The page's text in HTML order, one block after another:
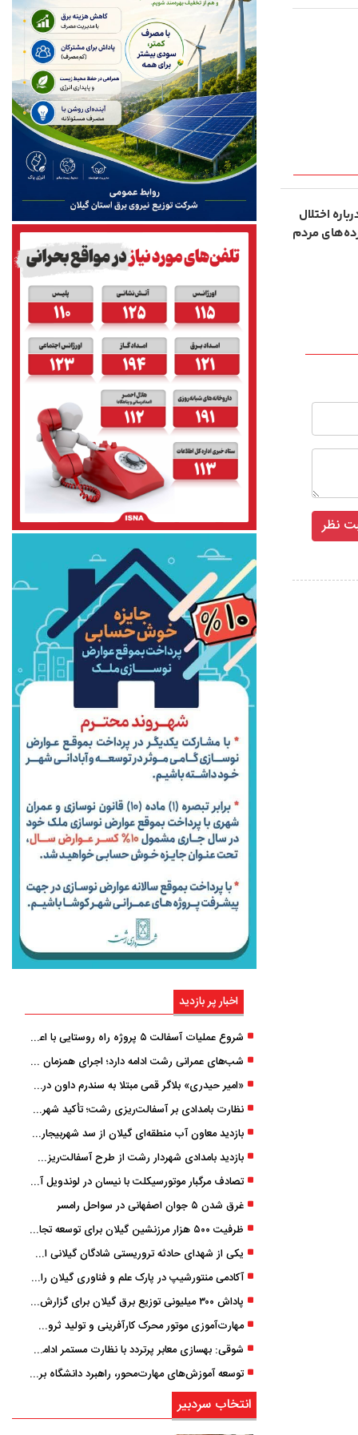
اختلال
مردم
اخبار پر بازدید
شروع عملیات آسفالت ۵ پروژه راه ‌روستایی با اعتبار ۳۷۰ میلیاردی در گیلان
شب‌های عمرانی رشت ادامه دارد؛ اجرای همزمان آسفالت‌ریزی در پنج منطقه شهری
«امیر حیدری» بلاگر قمی مبتلا به سندرم داون درگذشت
نظارت بامدادی بر آسفالت‌ریزی رشت؛ تأکید شهردار و بازرس کل بر کیفیت اجرای پروژه‌ها
بازدید معاون آب منطقه‌ای گیلان از سد شهربیجار برای تداوم تأمین آب شرب استان
بازدید بامدادی شهردار رشت از طرح آسفالت‌ریزی گسترده در مناطق پنج‌گانه
تصادف مرگبار موتورسیکلت با نیسان در لوندویل آستارا/ انتقال مصدوم با اورژانس هوایی به رشت
غرق شدن ۵ جوان اصفهانی در سواحل رامسر
ظرفیت ۵۰۰ هزار مرزنشین گیلان برای توسعه تجارت فعال می‌شود
یکی از شهدای حادثه تروریستی شادگان گیلانی است/ شهادت «سینا سیاه‌ نژاد» در درگیری با اشرار مسلح
آکادمی منتورشیپ در پارک علم و فناوری گیلان راه‌اندازی شد
پاداش ۳۰۰ میلیونی توزیع برق گیلان برای گزارش ماینرهای غیرمجاز
مهارت‌آموزی موتور محرک کارآفرینی و تولید ثروت است
شوقی: بهسازی معابر پرتردد با نظارت مستمر ادامه دارد
توسعه آموزش‌های مهارت‌محور، راهبرد دانشگاه برای تربیت نیروی متخصص است
انتخاب سردبیر